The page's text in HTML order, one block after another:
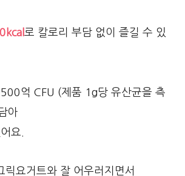
로 칼로리 부담 없이 즐길 수 있
억 CFU (제품 1g당 유산균을 측
아
요.
릭요거트와 잘 어우러지면서